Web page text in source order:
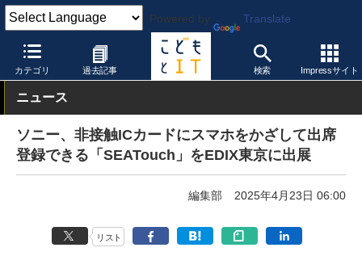
Powered by Translate
カテゴリ 過去記事 検索 Impressサイト
こどもとIT イベント・セミナー
ニュース
ソニー、非接触ICカードにスマホをかざして出席
登録できる「SEATouch」をEDIX東京に出展
編集部 2025年4月23日 06:00
リスト